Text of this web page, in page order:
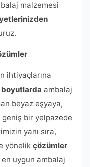
malzemesi
ihtiyaçlarına
boyutlarda ambalaj
beyaz eşyaya,
bir yelpazede
yanı sıra,
yönelik çözümler
uygun ambalaj